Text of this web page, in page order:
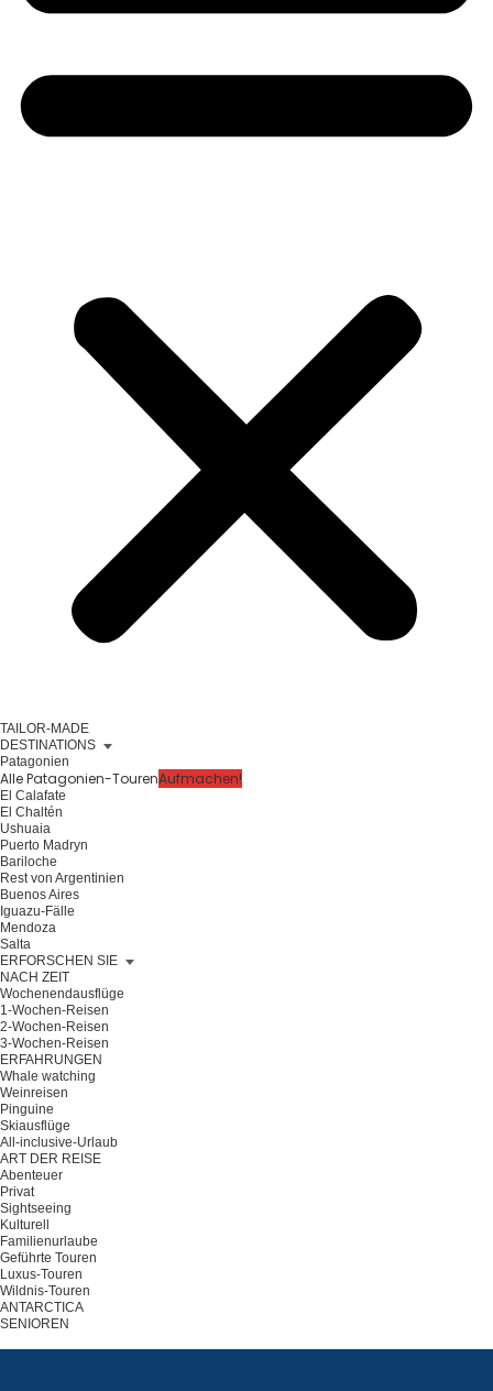
TAILOR-MADE
DESTINATIONS
Patagonien
Alle Patagonien-TourenAufmachen!
El Calafate
El Chaltén
Ushuaia
Puerto Madryn
Bariloche
Rest von Argentinien
Buenos Aires
Iguazu-Fälle
Mendoza
Salta
ERFORSCHEN SIE
NACH ZEIT
Wochenendausflüge
1-Wochen-Reisen
2-Wochen-Reisen
3-Wochen-Reisen
ERFAHRUNGEN
Whale watching
Weinreisen
Pinguine
Skiausflüge
All-inclusive-Urlaub
ART DER REISE
Abenteuer
Privat
Sightseeing
Kulturell
Familienurlaube
Geführte Touren
Luxus-Touren
Wildnis-Touren
ANTARCTICA
SENIOREN